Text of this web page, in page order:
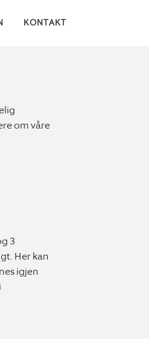
KONTAKT
om våre
3
Her kan
igjen